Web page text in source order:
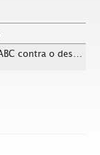
Assembleia e passeata dos metalúrgicos do ABC contra o desemprego ([São Bernardo do Campo-SP], [2001?]). / Crédito: Autoria desconhecida